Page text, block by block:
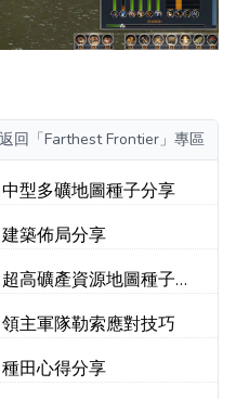
返回 「Farthest Frontier」專區
型多礦地圖種子分享
築佈局分享
高礦產資源地圖種子推
主軍隊勒索應對技巧
田心得分享